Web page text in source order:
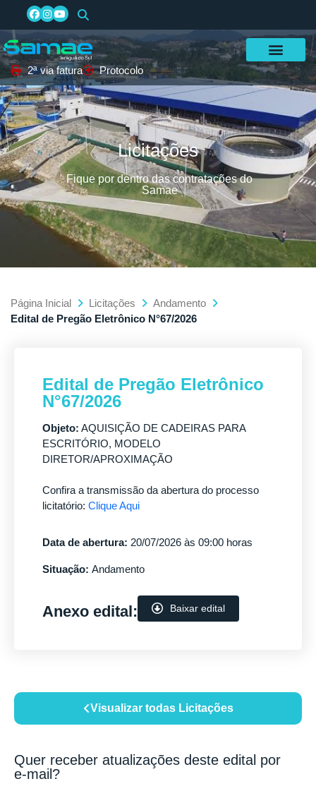
2ª via fatura Protocolo
Licitações
Fique por dentro das contratações do
Samae
Página Inicial Licitações
Andamento
Edital de Pregão Eletrônico N°67/2026
Visualizar todas Licitações
Quer receber atualizações deste edital por
e-mail?
Edital de Pregão Eletrônico
N°67/2026
Objeto: AQUISIÇÃO DE CADEIRAS PARA
ESCRITÓRIO, MODELO
DIRETOR/APROXIMAÇÃO
Confira a transmissão da abertura do processo
licitatório: Clique Aqui
Data de abertura: 20/07/2026 às 09:00 horas
Situação: Andamento
Anexo edital: Baixar edital